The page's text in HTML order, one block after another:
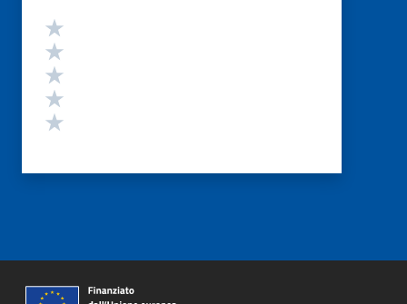
Valutazione